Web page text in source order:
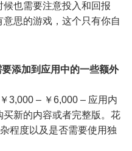
也需要注意投入和回报
思的游戏，这个只有你自
添加到应用中的一些额外
– ￥6,000 – 应用内
新的内容或者完整版。花
程度以及是否需要使用独